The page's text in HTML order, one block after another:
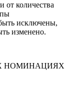
от количества
исключены,
изменено.
НОМИНАЦИЯХ